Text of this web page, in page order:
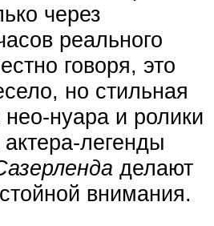
через
реального
говоря, это
но стильная
нуара и ролики
легенды
делают
внимания.